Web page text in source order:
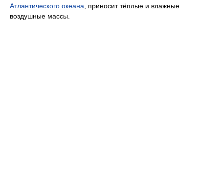
Атлантического океана , приносит тёплые и влажные
воздушные массы.